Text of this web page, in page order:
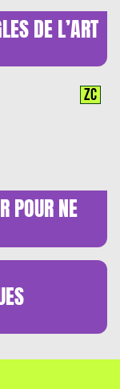
DE L’ART
POUR NE
ZC